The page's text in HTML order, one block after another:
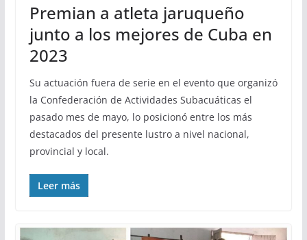
Premian a atleta jaruqueño
junto a los mejores de Cuba en
2023
Su actuación fuera de serie en el evento que organizó
la Confederación de Actividades Subacuáticas el
pasado mes de mayo, lo posicionó entre los más
destacados del presente lustro a nivel nacional,
provincial y local.
Leer más